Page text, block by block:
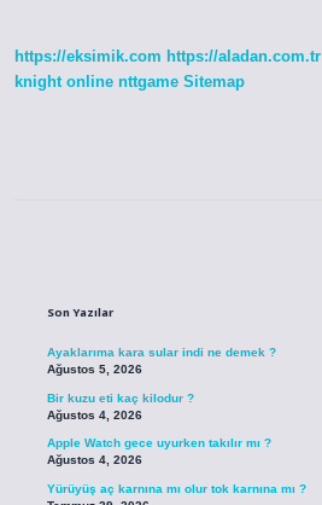
https://eksimik.com https://aladan.com.tr
knight online nttgame Sitemap
Son Yazılar
Ayaklarıma kara sular indi ne demek ?
Ağustos 5, 2026
Bir kuzu eti kaç kilodur ?
Ağustos 4, 2026
Apple Watch gece uyurken takılır mı ?
Ağustos 4, 2026
Yürüyüş aç karnına mı olur tok karnına mı ?